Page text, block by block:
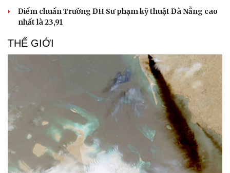
Điểm chuẩn Trường ĐH Sư phạm kỹ thuật Đà Nẵng cao
nhất là 23,91
THẾ GIỚI